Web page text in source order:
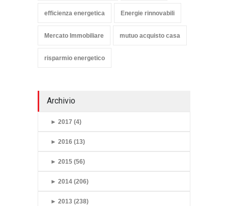
efficienza energetica Energie rinnovabili
Mercato Immobiliare mutuo acquisto casa
risparmio energetico
Archivio
► 2017 (4)
► 2016 (13)
► 2015 (56)
► 2014 (206)
► 2013 (238)